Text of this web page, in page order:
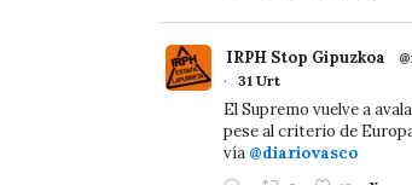
IRPH Stop Gipuzkoa
·
31 Urt
El Supremo vuelve a
pese al criterio de
vía @diariovasco